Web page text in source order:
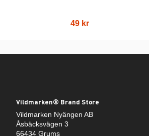
49 kr
Vildmarken® Brand Store
Vildmarken Nyängen AB
Åsbäcksvägen 3
66434 Grums